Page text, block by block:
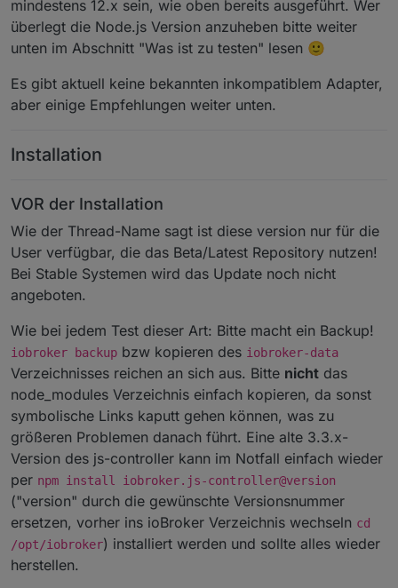
mindestens 12.x sein, wie oben bereits ausgeführt. Wer
überlegt die Node.js Version anzuheben bitte weiter
unten im Abschnitt "Was ist zu testen" lesen 🙂
Es gibt aktuell keine bekannten inkompatiblem Adapter,
aber einige Empfehlungen weiter unten.
Installation
VOR der Installation
Wie der Thread-Name sagt ist diese version nur für die
User verfügbar, die das Beta/Latest Repository nutzen!
Bei Stable Systemen wird das Update noch nicht
angeboten.
Wie bei jedem Test dieser Art: Bitte macht ein Backup!
iobroker backup bzw kopieren des iobroker-data
Verzeichnisses reichen an sich aus. Bitte nicht das
node_modules Verzeichnis einfach kopieren, da sonst
symbolische Links kaputt gehen können, was zu
größeren Problemen danach führt. Eine alte 3.3.x-
Version des js-controller kann im Notfall einfach wieder
per npm install iobroker.js-controller@version
("version" durch die gewünschte Versionsnummer
ersetzen, vorher ins ioBroker Verzeichnis wechseln cd
/opt/iobroker) installiert werden und sollte alles wieder
herstellen.